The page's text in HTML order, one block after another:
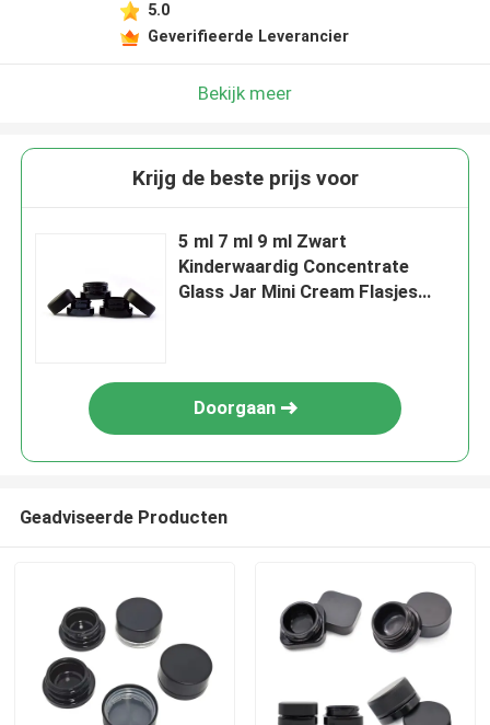
5.0
Geverifieerde Leverancier
Bekijk meer
Krijg de beste prijs voor
5 ml 7 ml 9 ml Zwart
Kinderwaardig Concentrate
Glass Jar Mini Cream Flasjes
Doorgaan
Geadviseerde Producten